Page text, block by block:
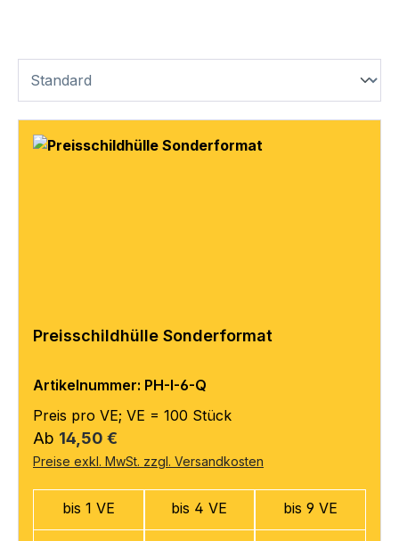
Preisschildhülle Sonderformat
Artikelnummer: PH-I-6-Q
Preis pro VE; VE = 100 Stück
Regulärer Preis:
Ab 14,50 €
Preise exkl. MwSt. zzgl. Versandkosten
bis 1 VE bis 4 VE bis 9 VE